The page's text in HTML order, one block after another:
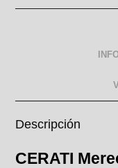
Descripción
CERATI